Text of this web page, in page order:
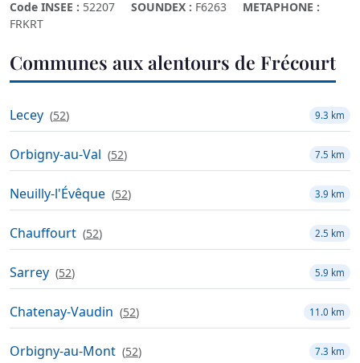
Code INSEE : 52207 SOUNDEX : F6263
METAPHONE :
FRKRT
Communes aux alentours de Frécourt
Lecey (52) 9.3 km
Orbigny-au-Val (52) 7.5 km
Neuilly-l'Évêque (52) 3.9 km
Chauffourt (52) 2.5 km
Sarrey (52) 5.9 km
Chatenay-Vaudin (52) 11.0 km
Orbigny-au-Mont (52) 7.3 km